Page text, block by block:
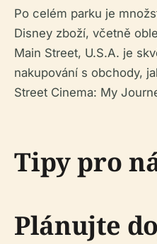
Po celém parku je
Disney zboží, včetně
Main Street, U.S.A. je
nakupování s obchody,
Street Cinema: My
Tipy pro
Plánujte